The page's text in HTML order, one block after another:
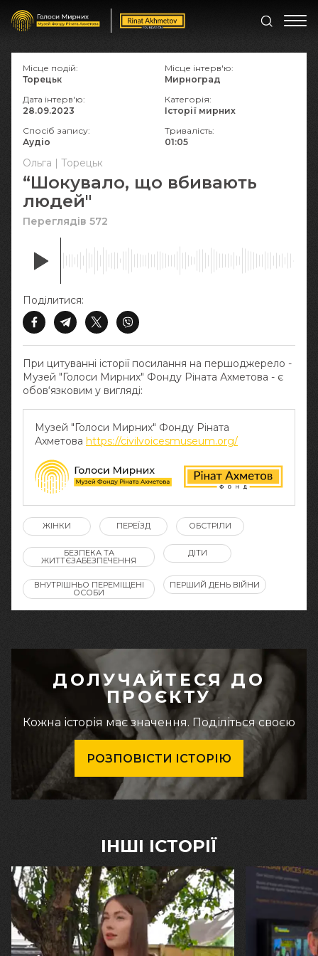
Ольга | Торецьк
“Шокувало, що вбивають
людей"
Переглядів 572
При цитуванні історії посилання на першоджерело -
Музей "Голоси Мирних" Фонду Ріната Ахметова - є
обов‘язковим у вигляді:
Музей "Голоси Мирних" Фонду Ріната
Ахметова https://civilvoicesmuseum.org/
Поділитися:
Місце подій:
Торецьк
Місце інтерв'ю:
Мирноград
Дата інтерв'ю:
28.09.2023
Категорія:
Історії мирних
Спосіб запису:
Аудіо
Тривалість:
01:05
ЖІНКИ ПЕРЕЇЗД ОБСТРІЛИ
БЕЗПЕКА ТА
ЖИТТЄЗАБЕЗПЕЧЕННЯ
ДІТИ
ВНУТРІШНЬО ПЕРЕМІЩЕНІ
ОСОБИ
ПЕРШИЙ ДЕНЬ ВІЙНИ
ДОЛУЧАЙТЕСЯ ДО
ПРОЄКТУ
Кожна історія має значення. Поділіться своєю
РОЗПОВІСТИ ІСТОРІЮ
ІНШІ ІСТОРІЇ